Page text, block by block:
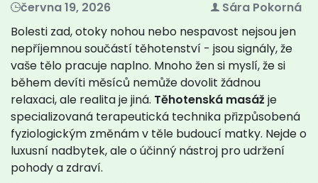
června 19, 2026
Sára Pokorná
Bolesti zad, otoky nohou nebo nespavost nejsou jen
nepříjemnou součástí těhotenství - jsou signály, že
vaše tělo pracuje naplno. Mnoho žen si myslí, že si
během devíti měsíců nemůže dovolit žádnou
relaxaci, ale realita je jiná. Těhotenská masážje
specializovaná terapeutická technika přizpůsobená
fyziologickým změnám v těle budoucí matky. Nejde o
luxusní nadbytek, ale o účinný nástroj pro udržení
pohody a zdraví.